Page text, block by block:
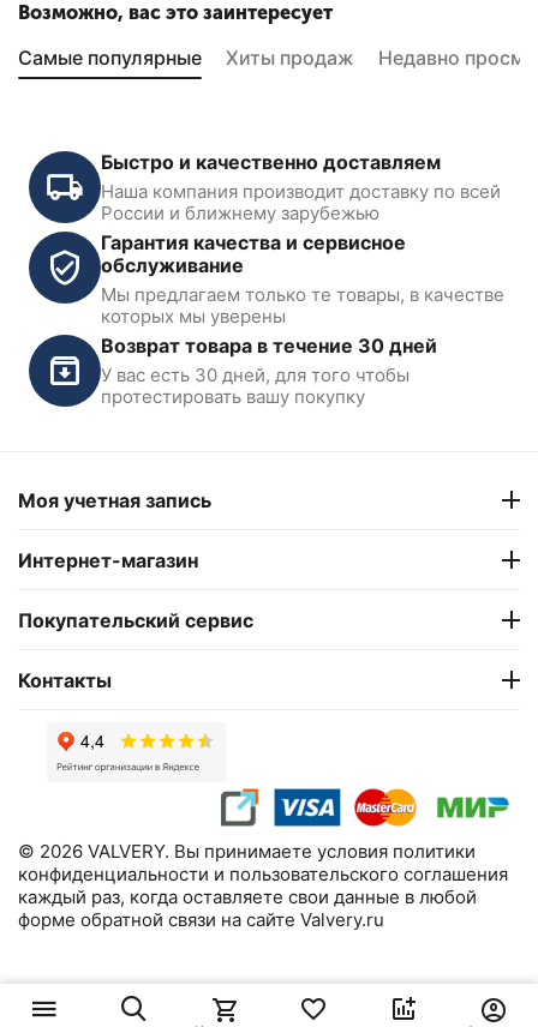
Возможно, вас это заинтересует
Самые популярные Хиты продаж Недавно
Компрессор поршневой
670 л/мин, 10 бар, 300 л,
380В KraftWell KRW-
AC670-300L
В наличии
Быстро и качественно доставляем
Наша компания производит доставку по всей
России и ближнему зарубежью
Гарантия качества и сервисное
обслуживание
Мы предлагаем только те товары, в качестве
которых мы уверены
Возврат товара в течение 30 дней
У вас есть 30 дней, для того чтобы
протестировать вашу покупку
Моя учетная запись
Интернет-магазин
Покупательский сервис
Контакты
© 2026 VALVERY. Вы принимаете условия политики
конфиденциальности и пользовательского соглашения
каждый раз, когда оставляете свои данные в любой
форме обратной связи на сайте Valvery.ru
99 900 В корзину